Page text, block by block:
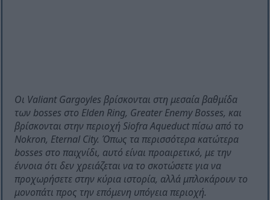
Οι Valiant Gargoyles βρίσκονται στη μεσαία βαθμίδα
των bosses στο Elden Ring, Greater Enemy Bosses, και
βρίσκονται στην περιοχή Siofra Aqueduct πίσω από το
Nokron, Eternal City. Όπως τα περισσότερα κατώτερα
bosses στο παιχνίδι, αυτό είναι προαιρετικό, με την
έννοια ότι δεν χρειάζεται να το σκοτώσετε για να
προχωρήσετε στην κύρια ιστορία, αλλά μπλοκάρουν το
μονοπάτι προς την επόμενη υπόγεια περιοχή.